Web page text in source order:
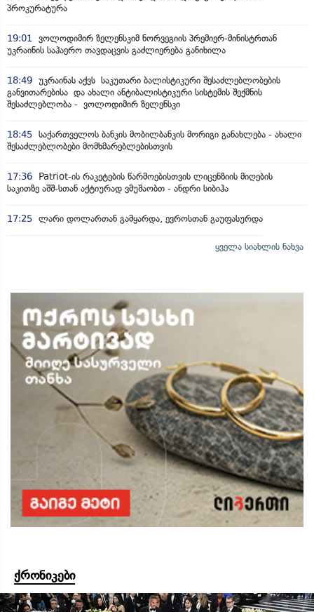
პროკურატურა
19:01 ვოლოდიმირ ზელენსკიმ ნორვეგიის პრემიერ-მინისტრთან
უკრაინის საჰაერო თავდაცვის გაძლიერება განიხილა
18:49 უკრაინას აქვს საკუთარი ბალისტიკური შესაძლებლობების
განვითარებისა და ახალი ანტიბალისტიკური სისტემის შექმნის
შესაძლებლობა - ვოლოდიმირ ზელენსკი
18:45 საქართველოს ბანკის მობილბანკის მორიგი განახლება - ახალი
შესაძლებლობები მომხმარებლებისთვის
17:36
Patriot-ის რაკეტების წარმოებისთვის ლიცენზიის მიღების
საკითზე აშშ-სთან აქტიურად ვმუშაობთ - ანდრი სიბიჰა
17:25 ლარი დოლართან გამყარდა, ევროსთან გაუფასურდა
ყველა სიახლის ნახვა
ქრონიკები